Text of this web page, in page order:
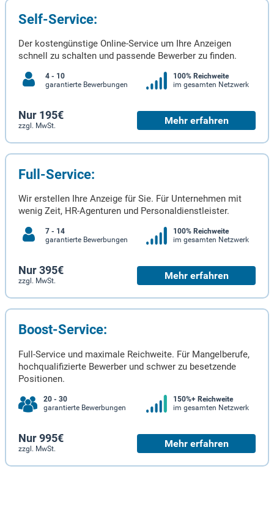
Self-Service:
Der kostengünstige Online-Service um Ihre Anzeigen
schnell zu schalten und passende Bewerber zu finden.
4 - 10
garantierte Bewerbungen
100% Reichweite
im gesamten Netzwerk
Nur 195€
zzgl. MwSt. Mehr erfahren
Full-Service:
Wir erstellen Ihre Anzeige für Sie. Für Unternehmen mit
wenig Zeit, HR-Agenturen und Personaldienstleister.
7 - 14
garantierte Bewerbungen
100% Reichweite
im gesamten Netzwerk
Nur 395€
zzgl. MwSt. Mehr erfahren
Boost-Service:
Full-Service und maximale Reichweite. Für Mangelberufe,
hochqualifizierte Bewerber und schwer zu besetzende
Positionen.
20 - 30
garantierte Bewerbungen
150%+ Reichweite
im gesamten Netzwerk
Nur 995€
zzgl. MwSt. Mehr erfahren